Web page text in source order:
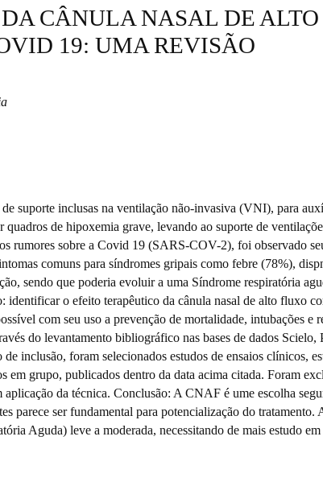
CÂNULA NASAL DE ALTO
19: UMA REVISÃO
suporte inclusas na ventilação não-invasiva (VNI), para
quadros de hipoxemia grave, levando ao suporte de
rumores sobre a Covid 19 (SARS-COV-2), foi observado
comuns para síndromes gripais como febre (78%),
sendo que poderia evoluir a uma Síndrome respiratória
identificar o efeito terapêutico da cânula nasal de alto fluxo
com seu uso a prevenção de mortalidade, intubações e
do levantamento bibliográfico nas bases de dados Scielo,
inclusão, foram selecionados estudos de ensaios clínicos,
em grupo, publicados dentro da data acima citada. Foram
aplicação da técnica. Conclusão: A CNAF é ume escolha
parece ser fundamental para potencialização do
Aguda) leve a moderada, necessitando de mais estudo em